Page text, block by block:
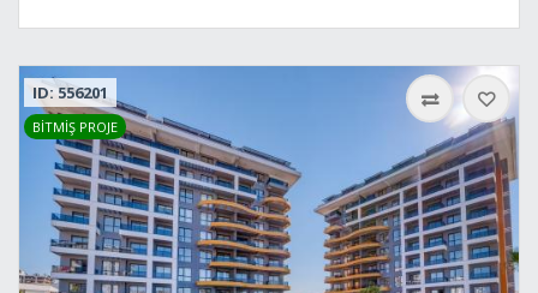
ID: 556201
BİTMİŞ PROJE